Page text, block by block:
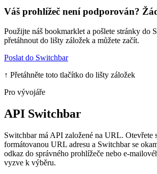
Váš prohlížeč není podporován?
Použijte náš bookmarklet a pošlete stránky do
přetáhnout do lišty záložek a můžete začít.
Poslat do Switchbar
↑ Přetáhněte toto tlačítko do lišty záložek
Pro vývojáře
API Switchbar
Switchbar má API založené na URL. Otevřete
formátovanou URL adresu a Switchbar se
odkaz do správného prohlížeče nebo e-
vyzve k výběru.